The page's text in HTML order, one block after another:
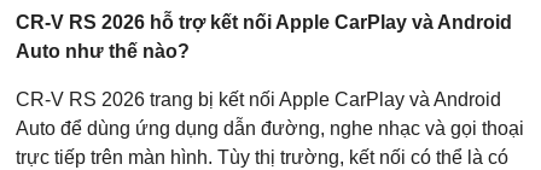
CR-V RS 2026 hỗ trợ kết nối Apple CarPlay và Android
Auto như thế nào?
CR-V RS 2026 trang bị kết nối Apple CarPlay và Android
Auto để dùng ứng dụng dẫn đường, nghe nhạc và gọi thoại
trực tiếp trên màn hình. Tùy thị trường, kết nối có thể là có